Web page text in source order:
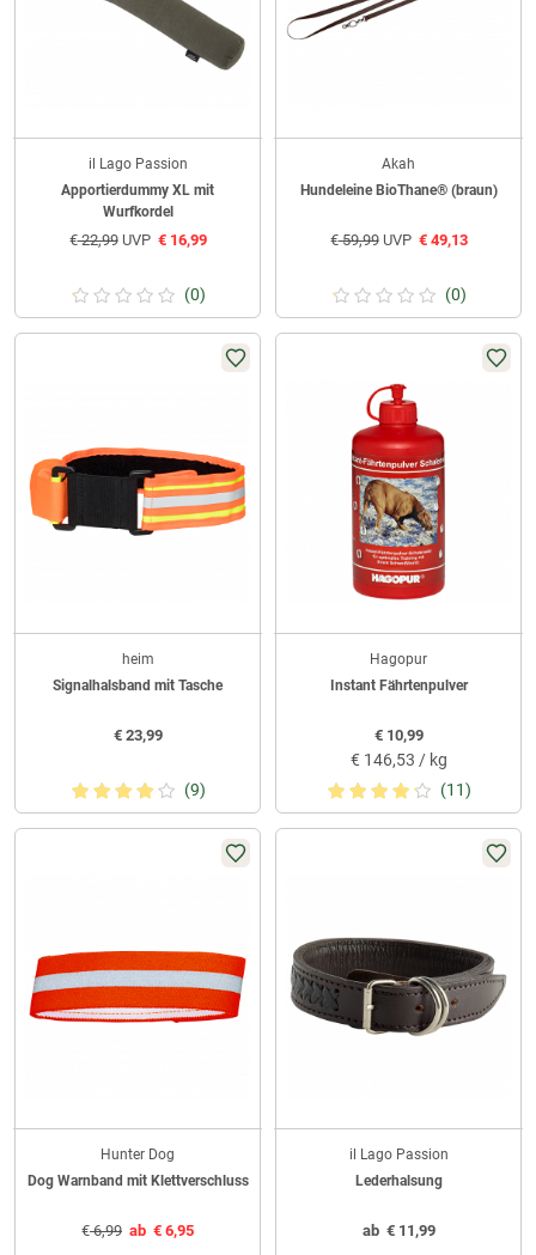
il Lago Passion
Apportierdummy XL mit
Wurfkordel
€22,99UVP €16,99
(0)
Akah
Hundeleine BioThane® (braun)
€59,99UVP €49,13
(0)
heim
Signalhalsband mit Tasche
€23,99
(9)
Hagopur
Instant Fährtenpulver
€10,99
€ 146,53 / kg
(11)
Hunter Dog
Dog Warnband mit Klettverschluss
€6,99 ab € 6,95
il Lago Passion
Lederhalsung
ab €11,99